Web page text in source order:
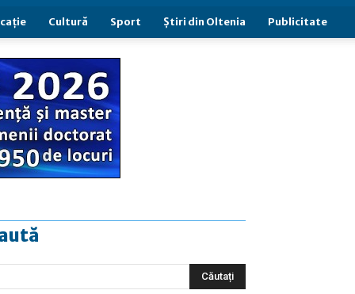
Cultură Sport Știri din Oltenia Publicitate